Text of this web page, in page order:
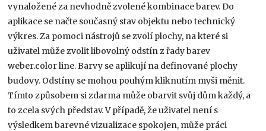
vynaložené za nevhodně zvolené kombinace barev. Do
aplikace se načte současný stav objektu nebo technický
výkres. Za pomoci nástrojů se zvolí plochy, na které si
uživatel může zvolit libovolný odstín z řady barev
weber.color line. Barvy se aplikují na definované plochy
budovy. Odstíny se mohou pouhým kliknutím myši měnit.
Tímto způsobem si zdarma může obarvit svůj dům každý, a
to zcela svých představ. V případě, že uživatel není s
výsledkem barevné vizualizace spokojen, může práci